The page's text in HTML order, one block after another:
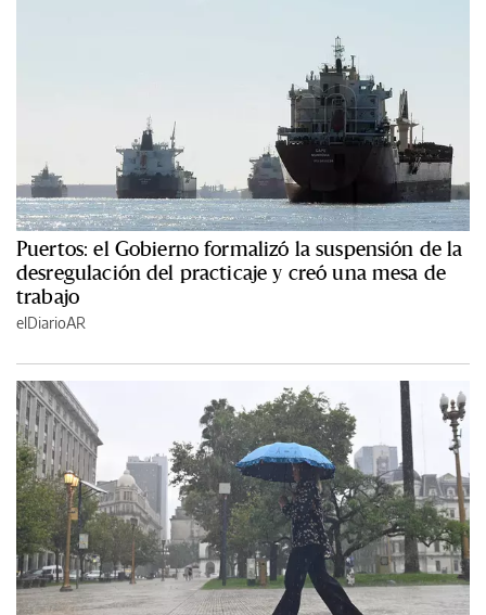
Puertos: el Gobierno formalizó la suspensión de la
desregulación del practicaje y creó una mesa de
trabajo
elDiarioAR